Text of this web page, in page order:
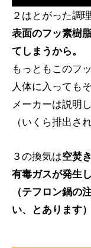
２はとがった調
表面のフッ素樹
てしまうから。
もっともこのフ
人体に入っても
メーカーは説明
（いくら排出さ
３の換気は空焚
有毒ガスが発生
（テフロン鍋の
い、とあります）